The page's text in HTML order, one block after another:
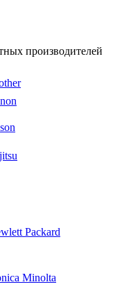
производителей
Packard
Minolta